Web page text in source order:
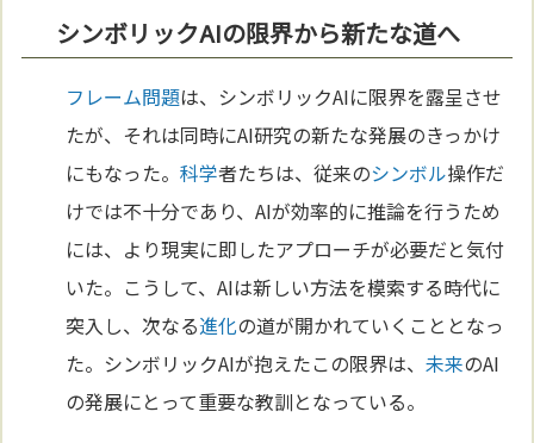
シンボリックAIの限界から新たな道へ
フレーム問題は、シンボリックAIに限界を露呈させ
たが、それは同時にAI研究の新たな発展のきっかけ
にもなった。科学者たちは、従来のシンボル操作だ
けでは不十分であり、AIが効率的に推論を行うため
には、より現実に即したアプローチが必要だと気付
いた。こうして、AIは新しい方法を模索する時代に
突入し、次なる進化の道が開かれていくこととなっ
た。シンボリックAIが抱えたこの限界は、未来のAI
の発展にとって重要な教訓となっている。